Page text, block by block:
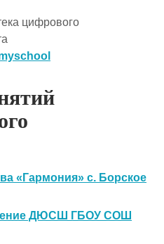
цифрового
«Гармония» с. Борское
ДЮСШ ГБОУ СОШ